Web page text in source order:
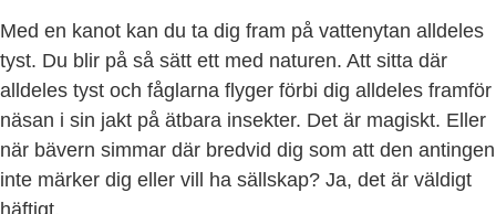
Med en kanot kan du ta dig fram på vattenytan alldeles
tyst. Du blir på så sätt ett med naturen. Att sitta där
alldeles tyst och fåglarna flyger förbi dig alldeles framför
näsan i sin jakt på ätbara insekter. Det är magiskt. Eller
när bävern simmar där bredvid dig som att den antingen
inte märker dig eller vill ha sällskap? Ja, det är väldigt
häftigt.